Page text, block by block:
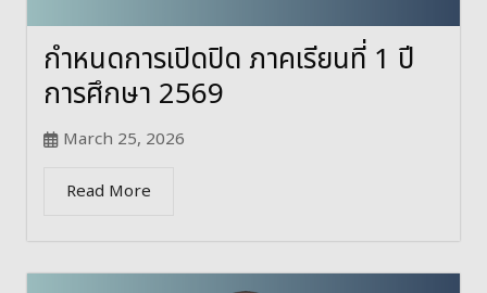
กำหนดการเปิดปิด ภาคเรียนที่ 1 ปี
การศึกษา 2569
March 25, 2026
Read More